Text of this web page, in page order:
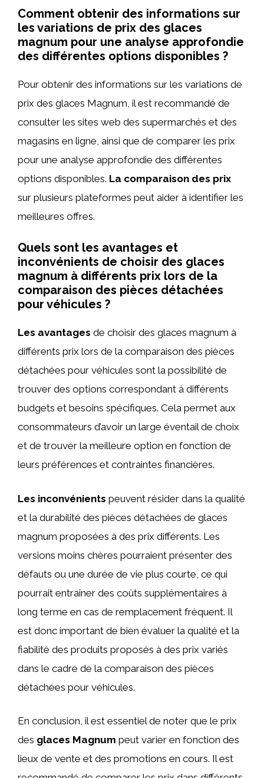
Comment obtenir des informations sur
les variations de prix des glaces
magnum pour une analyse approfondie
des différentes options disponibles ?
Pour obtenir des informations sur les variations de
prix des glaces Magnum, il est recommandé de
consulter les sites web des supermarchés et des
magasins en ligne, ainsi que de comparer les prix
pour une analyse approfondie des différentes
options disponibles. La comparaison des prix
sur plusieurs plateformes peut aider à identifier les
meilleures offres.
Quels sont les avantages et
inconvénients de choisir des glaces
magnum à différents prix lors de la
comparaison des pièces détachées
pour véhicules ?
Les avantages de choisir des glaces magnum à
différents prix lors de la comparaison des pièces
détachées pour véhicules sont la possibilité de
trouver des options correspondant à différents
budgets et besoins spécifiques. Cela permet aux
consommateurs d’avoir un large éventail de choix
et de trouver la meilleure option en fonction de
leurs préférences et contraintes financières.
Les inconvénients peuvent résider dans la qualité
et la durabilité des pièces détachées de glaces
magnum proposées à des prix différents. Les
versions moins chères pourraient présenter des
défauts ou une durée de vie plus courte, ce qui
pourrait entraîner des coûts supplémentaires à
long terme en cas de remplacement fréquent. Il
est donc important de bien évaluer la qualité et la
fiabilité des produits proposés à des prix variés
dans le cadre de la comparaison des pièces
détachées pour véhicules.
En conclusion, il est essentiel de noter que le prix
des glaces Magnum peut varier en fonction des
lieux de vente et des promotions en cours. Il est